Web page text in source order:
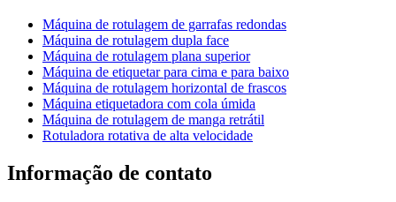
Máquina de rotulagem de garrafas redondas
Máquina de rotulagem dupla face
Máquina de rotulagem plana superior
Máquina de etiquetar para cima e para baixo
Máquina de rotulagem horizontal de frascos
Máquina etiquetadora com cola úmida
Máquina de rotulagem de manga retrátil
Rotuladora rotativa de alta velocidade
Informação de contato